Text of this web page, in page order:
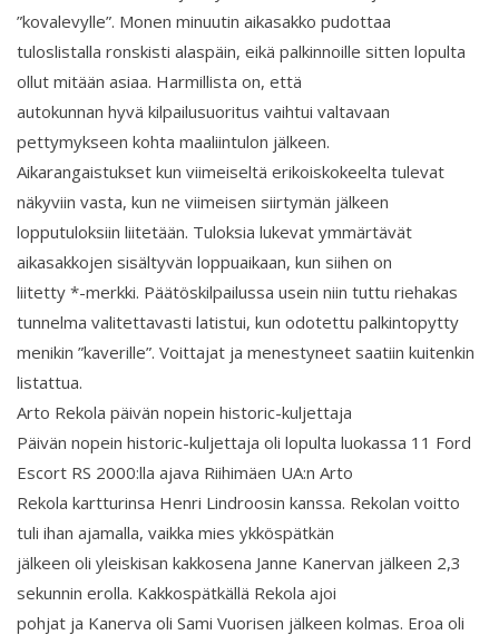
”kovalevylle”. Monen minuutin aikasakko pudottaa
tuloslistalla ronskisti alaspäin, eikä palkinnoille sitten lopulta
ollut mitään asiaa. Harmillista on, että
autokunnan hyvä kilpailusuoritus vaihtui valtavaan
pettymykseen kohta maaliintulon jälkeen.
Aikarangaistukset kun viimeiseltä erikoiskokeelta tulevat
näkyviin vasta, kun ne viimeisen siirtymän jälkeen
lopputuloksiin liitetään. Tuloksia lukevat ymmärtävät
aikasakkojen sisältyvän loppuaikaan, kun siihen on
liitetty *-merkki. Päätöskilpailussa usein niin tuttu riehakas
tunnelma valitettavasti latistui, kun odotettu palkintopytty
menikin ”kaverille”. Voittajat ja menestyneet saatiin kuitenkin
listattua.
Arto Rekola päivän nopein historic-kuljettaja
Päivän nopein historic-kuljettaja oli lopulta luokassa 11 Ford
Escort RS 2000:lla ajava Riihimäen UA:n Arto
Rekola kartturinsa Henri Lindroosin kanssa. Rekolan voitto
tuli ihan ajamalla, vaikka mies ykköspätkän
jälkeen oli yleiskisan kakkosena Janne Kanervan jälkeen 2,3
sekunnin erolla. Kakkospätkällä Rekola ajoi
pohjat ja Kanerva oli Sami Vuorisen jälkeen kolmas. Eroa oli